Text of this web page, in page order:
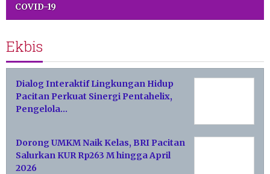
COVID-19
Ekbis
Dialog Interaktif Lingkungan Hidup
Pacitan Perkuat Sinergi Pentahelix,
Pengelola…
Dorong UMKM Naik Kelas, BRI Pacitan
Salurkan KUR Rp263 M hingga April
2026